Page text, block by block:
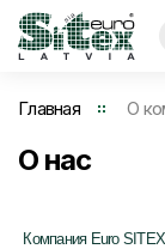
Главная О
О нас
Компания Euro